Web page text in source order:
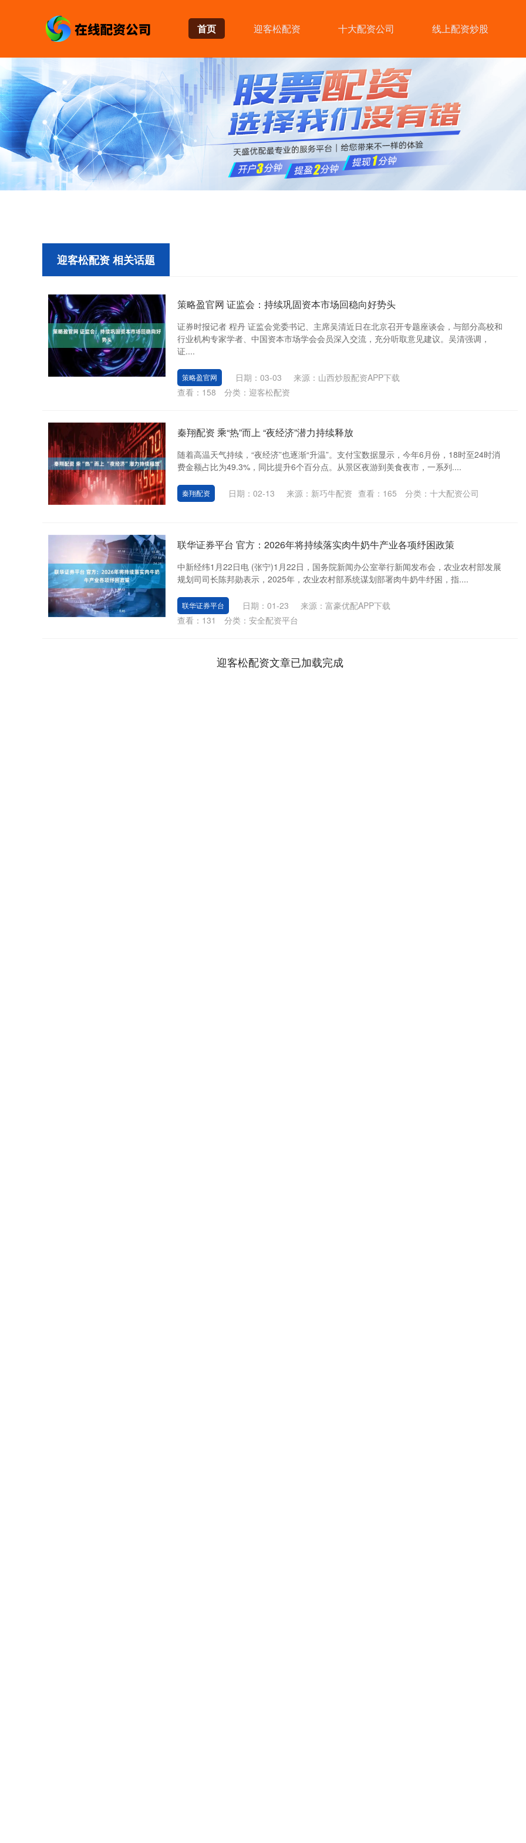
首页 迎客松配资 十大配资公司 线上配资炒股
迎客松配资 相关话题
策略盈官网 证监会：持续巩固资本市场回稳向好势头
证券时报记者 程丹 证监会党委书记、主席吴清近日在北京召开专题座谈会，与部分高校和
行业机构专家学者、中国资本市场学会会员深入交流，充分听取意见建议。吴清强调，
证....
策略盈官网 日期：03-03
来源：山西炒股配资APP下载
查看： 158 分类： 迎客松配资
秦翔配资 乘“热”而上 “夜经济”潜力持续释放
随着高温天气持续，“夜经济”也逐渐“升温”。支付宝数据显示，今年6月份，18时至24时消
费金额占比为49.3%，同比提升6个百分点。从景区夜游到美食夜市，一系列....
秦翔配资 日期：02-13 来源：新巧牛配资 查看： 165 分类： 十大配资公司
联华证券平台 官方：2026年将持续落实肉牛奶牛产业各项纾困政策
中新经纬1月22日电 (张宁)1月22日，国务院新闻办公室举行新闻发布会，农业农村部发展
规划司司长陈邦勋表示，2025年，农业农村部系统谋划部署肉牛奶牛纾困，指....
联华证券平台 日期：01-23
来源：富豪优配APP下载
查看： 131 分类： 安全配资平台
迎客松配资文章已加载完成